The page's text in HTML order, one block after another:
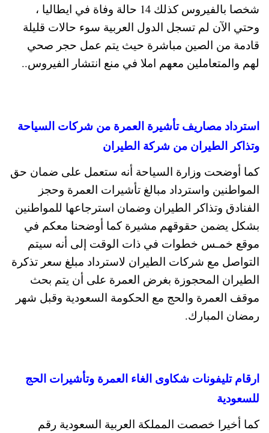
شخصا بالفيروس كذلك 14 حالة وفاة في ايطاليا ،
وحتي الآن لم تسجل الدول العربية سوء حالات قليلة
قادمة من الصين مباشرة حيث يتم عمل حجر صحي
لهم والمتعاملين معهم املا في منع انتشار الفيروس..
استرداد مصاريف تأشيرة العمرة من شركات السياحة
وتذاكر الطيران من شركة الطيران
كما أوضحت وزارة السياحة أنه ستعمل على ضمان حق
المواطنين واسترداد مبالغ تأشيرات العمرة وحجز
الفنادق وتذاكر الطيران وضمان استرجاعها للمواطنين
بشكل يضمن حقوقهم مشيرة كما أوضحنا معكم في
موقع خمـس خطوات في ذات الوقت إلى أنه سيتم
التواصل مع شركات الطيران لاسترداد مبلغ سعر تذكرة
الطيران المحجوزة بغرض العمرة على أن يتم بحث
موقف العمرة والحج مع الحكومة السعودية وقبل شهر
رمضان المبارك.
ارقام تليفونات شكاوى الغاء العمرة وتأشيرات الحج
للسعودية
كما أخيرا خصصت المملكة العربية السعودية رقم